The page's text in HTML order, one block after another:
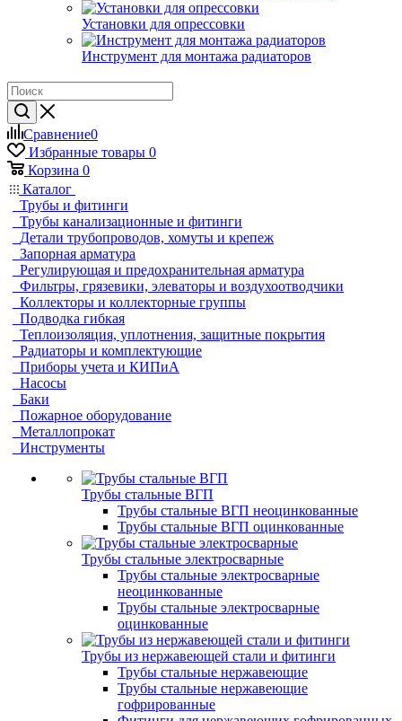
Установки для опрессовки
Инструмент для монтажа радиаторов
Сравнение0
Избранные товары 0
Корзина 0
Каталог
Трубы и фитинги
Трубы канализационные и фитинги
Детали трубопроводов, хомуты и крепеж
Запорная арматура
Регулирующая и предохранительная арматура
Фильтры, грязевики, элеваторы и воздухоотводчики
Коллекторы и коллекторные группы
Подводка гибкая
Теплоизоляция, уплотнения, защитные покрытия
Радиаторы и комплектующие
Приборы учета и КИПиА
Насосы
Баки
Пожарное оборудование
Металлопрокат
Инструменты
Трубы стальные ВГП
Трубы стальные ВГП неоцинкованные
Трубы стальные ВГП оцинкованные
Трубы стальные электросварные
Трубы стальные электросварные
неоцинкованные
Трубы стальные электросварные
оцинкованные
Трубы из нержавеющей стали и фитинги
Трубы стальные нержавеющие
Трубы стальные нержавеющие
гофрированные